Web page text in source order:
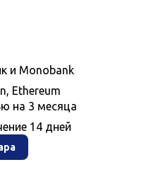
и Monobank
Ethereum
на 3 месяца
14 дней